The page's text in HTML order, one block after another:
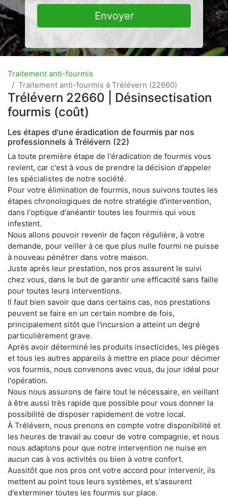
Envoyer
Traitement anti-fourmis
Traitement anti-fourmis à Trélévern (22660)
Trélévern 22660 | Désinsectisation
fourmis (coût)
Les étapes d'une éradication de fourmis par nos
professionnels à Trélévern (22)
La toute première étape de l'éradication de fourmis vous
revient, car c'est à vous de prendre la décision d'appeler
les spécialistes de notre société.
Pour votre élimination de fourmis, nous suivons toutes les
étapes chronologiques de notre stratégie d'intervention,
dans l'optique d'anéantir toutes les fourmis qui vous
infestent.
Nous allons pouvoir revenir de façon régulière, à votre
demande, pour veiller à ce que plus nulle fourmi ne puisse
à nouveau pénétrer dans votre maison.
Juste après leur prestation, nos pros assurent le suivi
chez vous, dans le but de garantir une efficacité sans faille
pour toutes leurs interventions.
Il faut bien savoir que dans certains cas, nos prestations
peuvent se faire en un certain nombre de fois,
principalement sitôt que l'incursion a atteint un degré
particulièrement grave.
Après avoir déterminé les produits insecticides, les pièges
et tous les autres appareils à mettre en place pour décimer
vos fourmis, nous convenons avec vous, du jour idéal pour
l'opération.
Nous nous assurons de faire tout le nécessaire, en veillant
à être aussi très rapide que possible pour vous donner la
possibilité de disposer rapidement de votre local.
À Trélévern, nous prenons en compte votre disponibilité et
les heures de travail au coeur de votre compagnie, et nous
nous adaptons pour que notre intervention ne nuise en
aucun cas à vos activités ou bien à votre confort.
Aussitôt que nos pros ont votre accord pour intervenir, ils
mettent au point tous leurs systèmes, et s'assurent
d'exterminer toutes les fourmis sur place.